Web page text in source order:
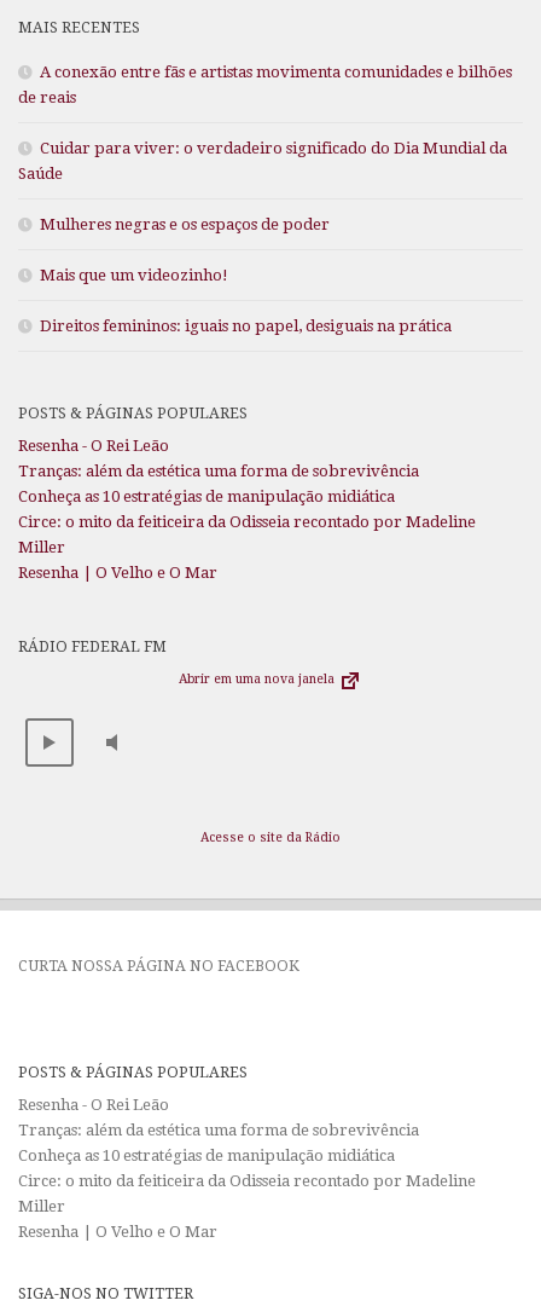
MAIS RECENTES
A conexão entre fãs e artistas movimenta comunidades e bilhões
de reais
Cuidar para viver: o verdadeiro significado do Dia Mundial da
Saúde
Mulheres negras e os espaços de poder
Mais que um videozinho!
Direitos femininos: iguais no papel, desiguais na prática
POSTS & PÁGINAS POPULARES
Resenha - O Rei Leão
Tranças: além da estética uma forma de sobrevivência
Conheça as 10 estratégias de manipulação midiática
Circe: o mito da feiticeira da Odisseia recontado por Madeline
Miller
Resenha | O Velho e O Mar
RÁDIO FEDERAL FM
Abrir em uma nova janela
Acesse o site da Rádio
CURTA NOSSA PÁGINA NO FACEBOOK
POSTS & PÁGINAS POPULARES
Resenha - O Rei Leão
Tranças: além da estética uma forma de sobrevivência
Conheça as 10 estratégias de manipulação midiática
Circe: o mito da feiticeira da Odisseia recontado por Madeline
Miller
Resenha | O Velho e O Mar
SIGA-NOS NO TWITTER